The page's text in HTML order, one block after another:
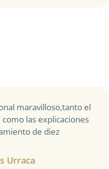
maravilloso,tanto el
las explicaciones
de diez
Urraca